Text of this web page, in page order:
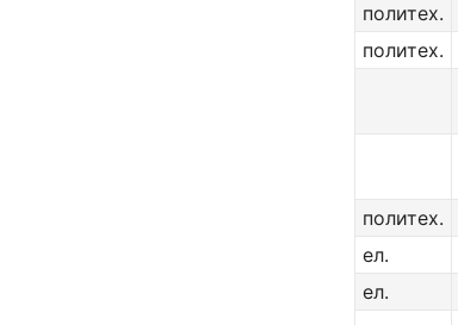
политех.
политех.
политех.
ел.
ел.